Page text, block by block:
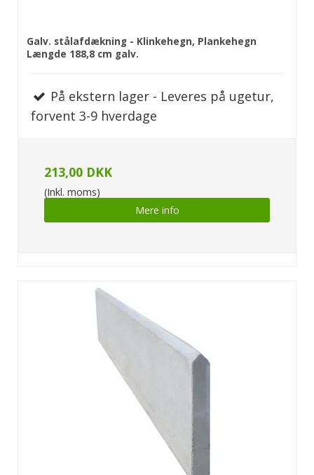
Galv. stålafdækning - Klinkehegn, Plankehegn
Længde 188,8 cm galv.
På ekstern lager - Leveres på ugetur,
forvent 3-9 hverdage
213,00 DKK
(Inkl. moms)
Mere info